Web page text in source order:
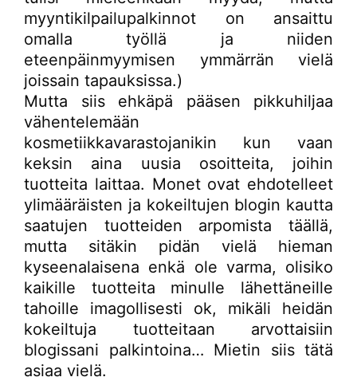
myyntikilpailupalkinnot on ansaittu
omalla työllä ja niiden
eteenpäinmyymisen ymmärrän vielä
joissain tapauksissa.)
Mutta siis ehkäpä pääsen pikkuhiljaa
vähentelemään
kosmetiikkavarastojanikin kun vaan
keksin aina uusia osoitteita, joihin
tuotteita laittaa. Monet ovat ehdotelleet
ylimääräisten ja kokeiltujen blogin kautta
saatujen tuotteiden arpomista täällä,
mutta sitäkin pidän vielä hieman
kyseenalaisena enkä ole varma, olisiko
kaikille tuotteita minulle lähettäneille
tahoille imagollisesti ok, mikäli heidän
kokeiltuja tuotteitaan arvottaisiin
blogissani palkintoina… Mietin siis tätä
asiaa vielä.